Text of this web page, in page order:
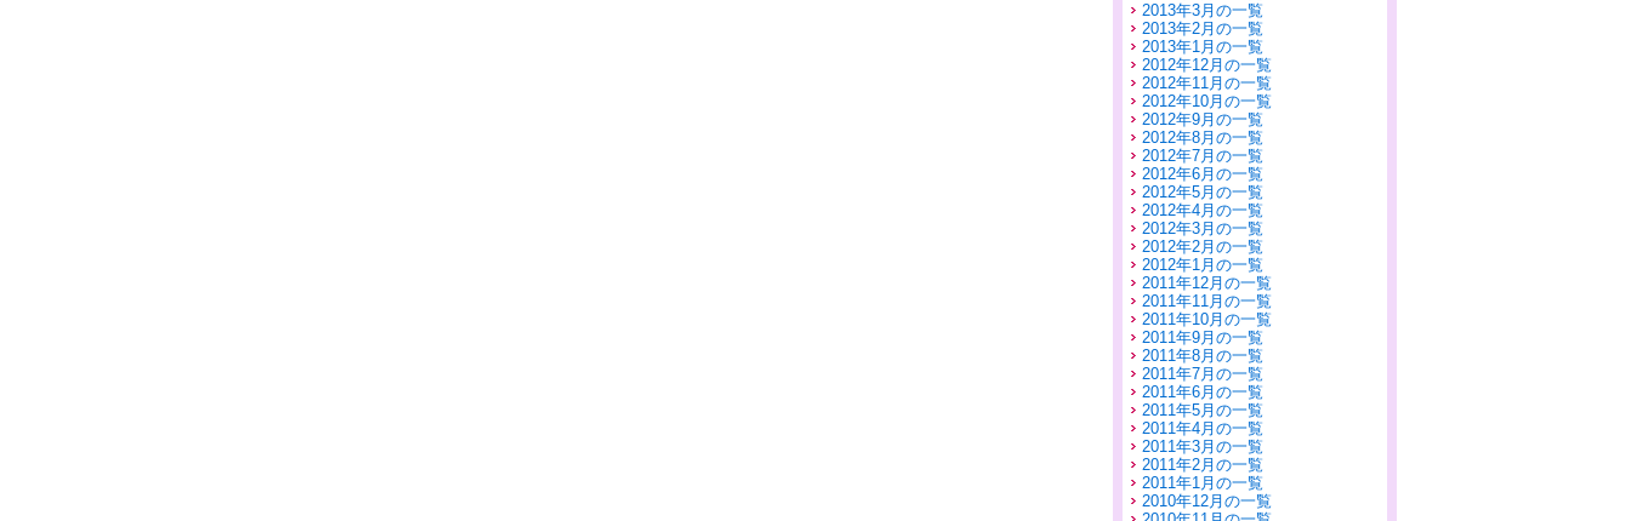
2013年3月の一覧
2013年2月の一覧
2013年1月の一覧
2012年12月の一覧
2012年11月の一覧
2012年10月の一覧
2012年9月の一覧
2012年8月の一覧
2012年7月の一覧
2012年6月の一覧
2012年5月の一覧
2012年4月の一覧
2012年3月の一覧
2012年2月の一覧
2012年1月の一覧
2011年12月の一覧
2011年11月の一覧
2011年10月の一覧
2011年9月の一覧
2011年8月の一覧
2011年7月の一覧
2011年6月の一覧
2011年5月の一覧
2011年4月の一覧
2011年3月の一覧
2011年2月の一覧
2011年1月の一覧
2010年12月の一覧